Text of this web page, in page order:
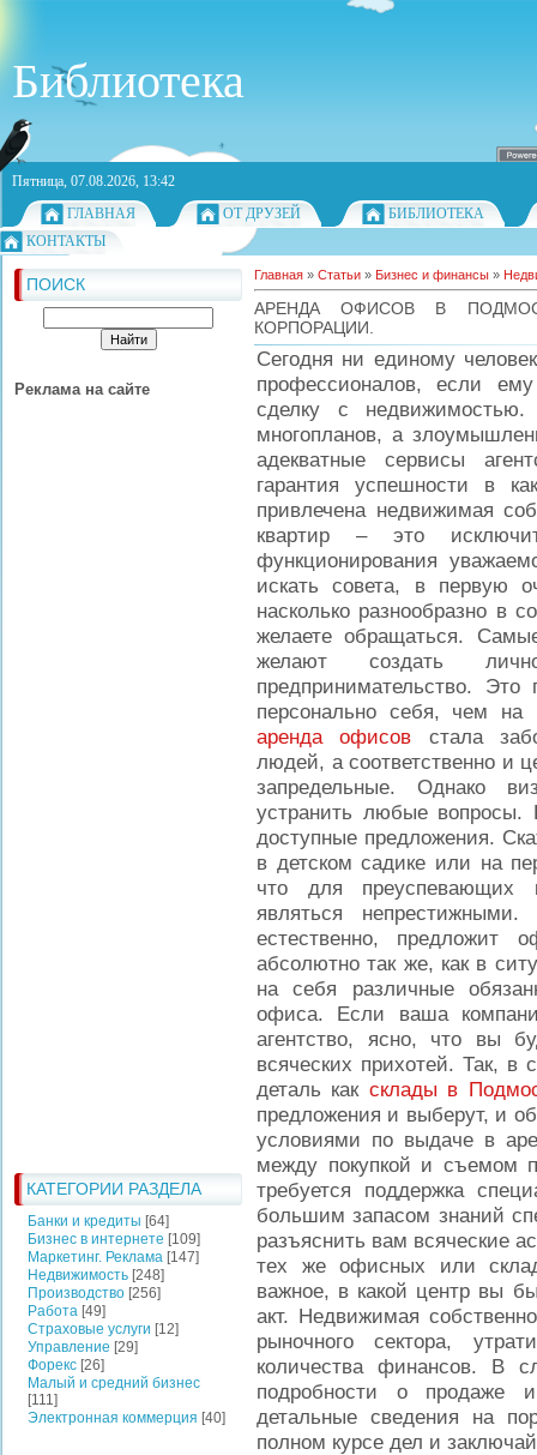
Библиотека
Пятница, 07.08.2026, 13:42
ГЛАВНАЯ
ОТ ДРУЗЕЙ
БИБЛИОТЕКА
КОНТАКТЫ
ПОИСК
Реклама на сайте
КАТЕГОРИИ РАЗДЕЛА
Банки и кредиты [64]
Бизнес в интернете [109]
Маркетинг. Реклама [147]
Недвижимость [248]
Производство [256]
Работа [49]
Страховые услуги [12]
Управление [29]
Форекс [26]
Малый и средний бизнес
[111]
Электронная коммерция [40]
Главная » Статьи » Бизнес и финансы »
АРЕНДА ОФИСОВ В
КОРПОРАЦИИ.
Сегодня ни единому
профессионалов, если
сделку с
многопланов, а
адекватные сервисы
гарантия успешности в
привлечена недвижимая
квартир – это
функционирования
искать совета, в первую
насколько разнообразно в
желаете обращаться.
желают создать
предпринимательство.
персонально себя, чем на
аренда офисов стала
людей, а соответственно и
запредельные. Однако
устранить любые вопросы.
доступные предложения.
в детском садике или на
что для преуспевающих
являться
естественно, предложит
абсолютно так же, как в
на себя различные
офиса. Если ваша
агентство, ясно, что вы
всяческих прихотей. Так, в
деталь как склады в
предложения и выберут, и
условиями по выдаче в
между покупкой и съемом
требуется поддержка
большим запасом знаний
разъяснить вам всяческие
тех же офисных или
важное, в какой центр вы
акт. Недвижимая
рыночного сектора,
количества финансов. В
подробности о продаже
детальные сведения на
полном курсе дел и